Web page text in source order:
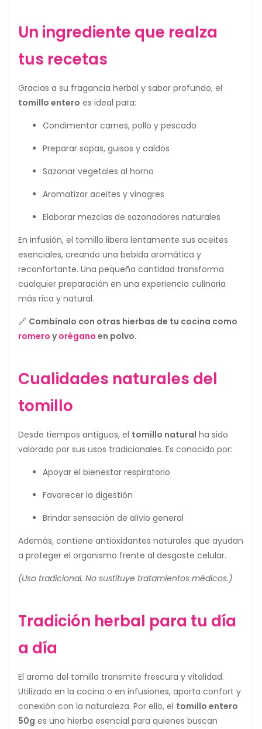
Un ingrediente que realza
tus recetas
Gracias a su fragancia herbal y sabor profundo, el
tomillo entero es ideal para:
Condimentar carnes, pollo y pescado
Preparar sopas, guisos y caldos
Sazonar vegetales al horno
Aromatizar aceites y vinagres
Elaborar mezclas de sazonadores naturales
En infusión, el tomillo libera lentamente sus aceites
esenciales, creando una bebida aromática y
reconfortante. Una pequeña cantidad transforma
cualquier preparación en una experiencia culinaria
más rica y natural.
🔗 Combínalo con otras hierbas de tu cocina como
romero yorégano en polvo.
Cualidades naturales del
tomillo
Desde tiempos antiguos, el tomillo natural ha sido
valorado por sus usos tradicionales. Es conocido por:
Apoyar el bienestar respiratorio
Favorecer la digestión
Brindar sensación de alivio general
Además, contiene antioxidantes naturales que ayudan
a proteger el organismo frente al desgaste celular.
(Uso tradicional. No sustituye tratamientos médicos.)
Tradición herbal para tu día
a día
El aroma del tomillo transmite frescura y vitalidad.
Utilizado en la cocina o en infusiones, aporta confort y
conexión con la naturaleza. Por ello, el tomillo entero
50g es una hierba esencial para quienes buscan